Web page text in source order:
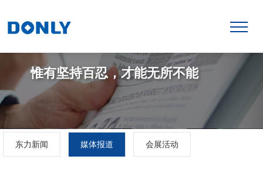
惟有坚持百忍，才能无所不能
东力新闻 媒体报道 会展活动